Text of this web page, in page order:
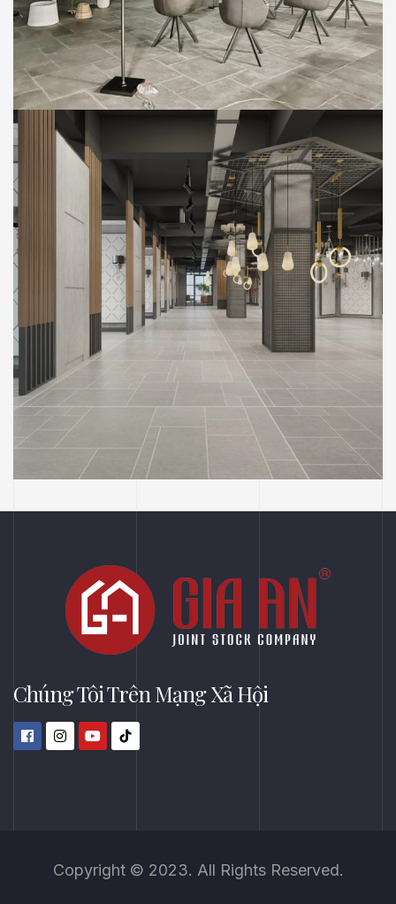
MOCAL CREATIVE SHOWROOM
Thi Công Công Trình Showroom Đèn
Công Ty Mocal Creative (Tầng 02) – Thị Xã
Bến Cát, Bình Dương
MOCAL CREATIVE SHOWROOM THIẾT KẾ
Phối Cảnh Thiết Kế Tầng 02 Showroom
Chúng Tôi Trên Mạng Xã Hội
Copyright © 2023. All Rights Reserved.